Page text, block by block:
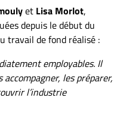
et Lisa Morlot,
depuis le début du
travail de fond réalisé :
employables. Il
les préparer,
l’industrie